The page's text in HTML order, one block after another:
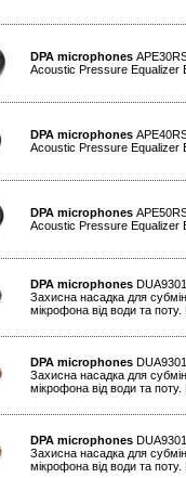
DPA microphones
Acoustic Pressure Equalizer
DPA microphones
Acoustic Pressure Equalizer
DPA microphones
Acoustic Pressure Equalizer
DPA microphones
Захисна насадка для
мікрофона від води та
DPA microphones
Захисна насадка для
мікрофона від води та
DPA microphones
Захисна насадка для
мікрофона від води та